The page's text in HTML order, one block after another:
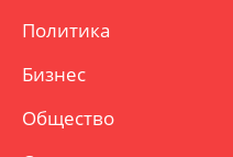
Политика
Бизнес
Общество